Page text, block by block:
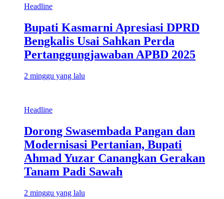
Headline
Bupati Kasmarni Apresiasi DPRD
Bengkalis Usai Sahkan Perda
Pertanggungjawaban APBD 2025
2 minggu yang lalu
Headline
Dorong Swasembada Pangan dan
Modernisasi Pertanian, Bupati
Ahmad Yuzar Canangkan Gerakan
Tanam Padi Sawah
2 minggu yang lalu